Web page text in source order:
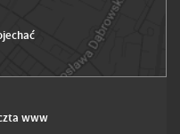
www